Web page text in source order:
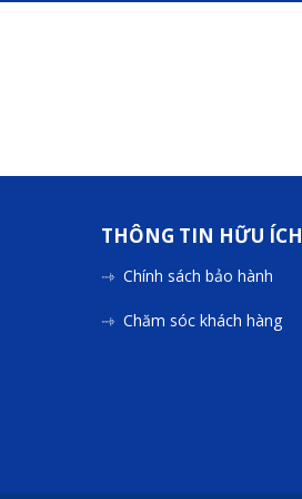
THÔNG TIN HỮU ÍCH
Chính sách bảo hành
Chăm sóc khách hàng